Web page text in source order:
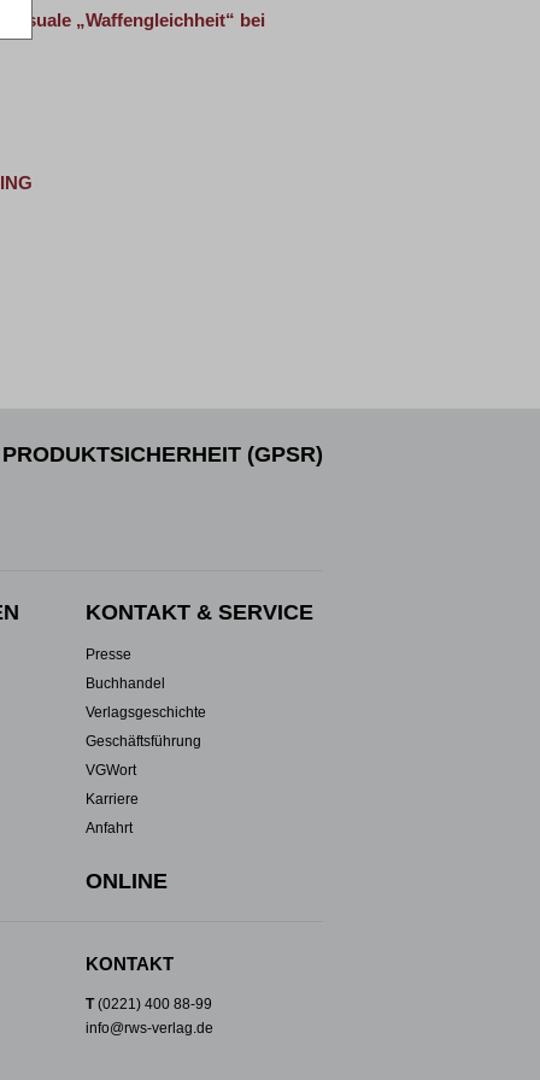
„Waffengleichheit“ bei
PRODUKTSICHERHEIT (GPSR)
KONTAKT & SERVICE
Presse
Buchhandel
Verlagsgeschichte
Geschäftsführung
VGWort
Karriere
Anfahrt
ONLINE
KONTAKT
T(0221) 400 88-99
info@rws-verlag.de